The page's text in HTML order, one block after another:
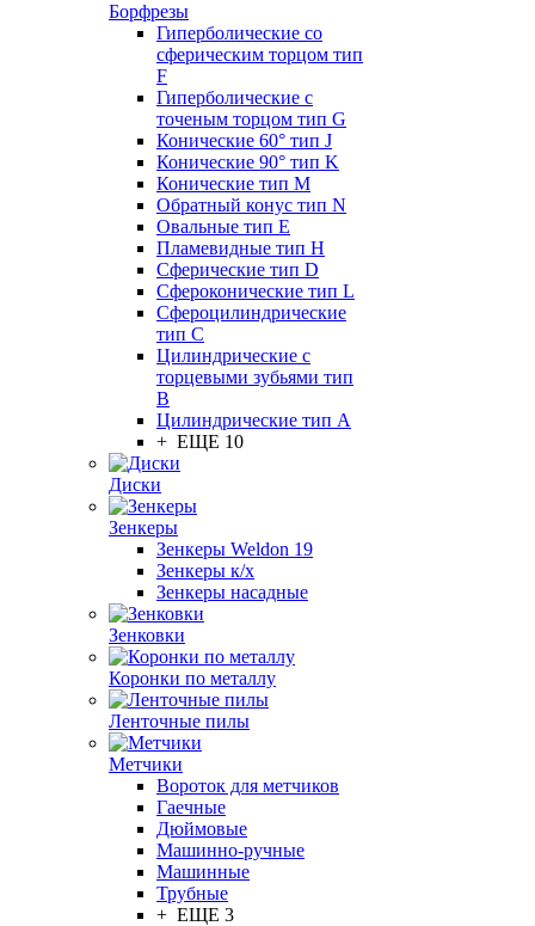
Борфрезы
Гиперболические cо
сферическим торцом тип
F
Гиперболические с
точеным торцом тип G
Конические 60° тип J
Конические 90° тип K
Конические тип M
Обратный конус тип N
Овальные тип E
Пламевидные тип H
Сферические тип D
Сфероконические тип L
Сфероцилиндрические
тип C
Цилиндрические с
торцевыми зубьями тип
B
Цилиндрические тип А
+ ЕЩЕ 10
Диски
Зенкеры
Зенкеры Weldon 19
Зенкеры к/х
Зенкеры насадные
Зенковки
Коронки по металлу
Ленточные пилы
Метчики
Вороток для метчиков
Гаечные
Дюймовые
Машинно-ручные
Машинные
Трубные
+ ЕЩЕ 3